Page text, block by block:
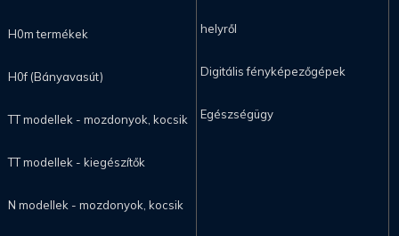
H0m termékek
H0f (Bányavasút)
TT modellek - mozdonyok, kocsik
TT modellek - kiegészítők
N modellek - mozdonyok, kocsik
helyről
Digitális fényképezőgépek
Egészségügy